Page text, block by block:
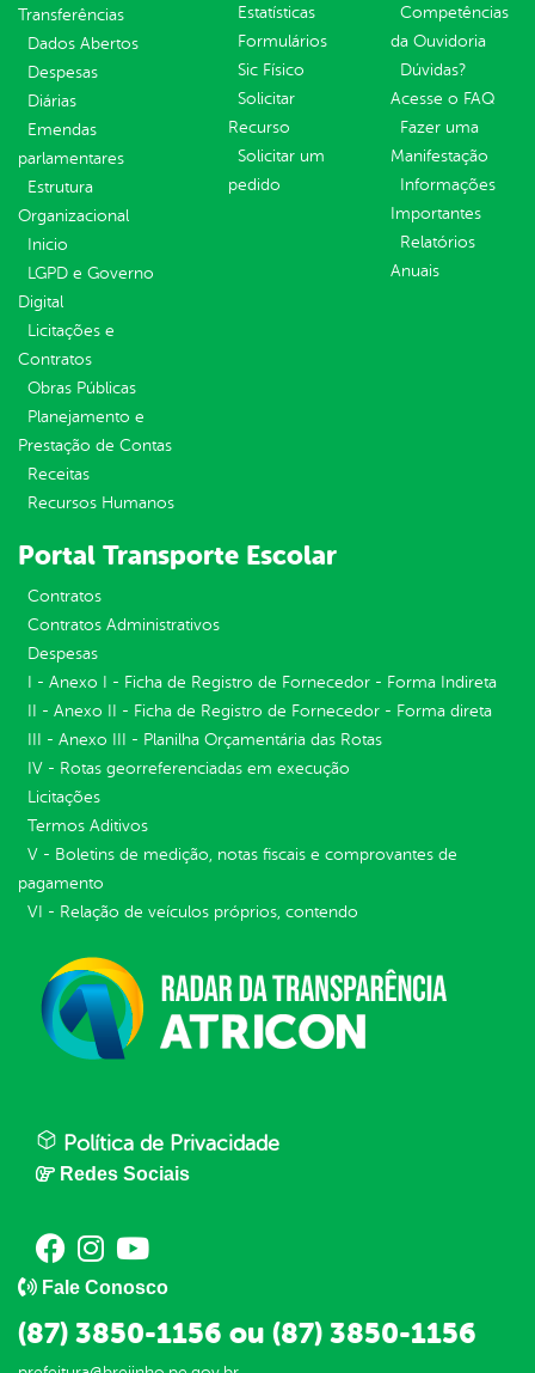
Transferências
Dados Abertos
Despesas
Diárias
Emendas
parlamentares
Estrutura
Organizacional
Inicio
LGPD e Governo
Digital
Licitações e
Contratos
Obras Públicas
Planejamento e
Prestação de Contas
Receitas
Recursos Humanos
Estatísticas
Formulários
Sic Físico
Solicitar
Recurso
Solicitar um
pedido
Competências
da Ouvidoria
Dúvidas?
Acesse o FAQ
Fazer uma
Manifestação
Informações
Importantes
Relatórios
Anuais
Portal Transporte Escolar
Contratos
Contratos Administrativos
Despesas
I - Anexo I - Ficha de Registro de Fornecedor - Forma Indireta
II - Anexo II - Ficha de Registro de Fornecedor - Forma direta
III - Anexo III - Planilha Orçamentária das Rotas
IV - Rotas georreferenciadas em execução
Licitações
Termos Aditivos
V - Boletins de medição, notas fiscais e comprovantes de
pagamento
VI - Relação de veículos próprios, contendo
Política de Privacidade
Redes Sociais
Fale Conosco
(87) 3850-1156 ou (87) 3850-1156